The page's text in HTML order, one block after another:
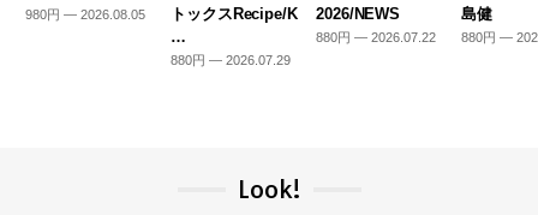
980円 — 2026.08.05
トックスRecipe/K
…
880円 — 2026.07.29
2026/NEWS
880円 — 2026.07.22
島健
880円 —
Look!